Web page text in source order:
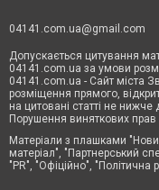
04141.com.ua@gmail.com
Допускається цитування
04141.com.ua за умови
04141.com.ua - Сайт міста
розміщення прямого,
на цитовані статті не нижче
Порушення виняткових прав
Матеріали з плашками
матеріал", "Партнерський
"PR", "Офіційно",